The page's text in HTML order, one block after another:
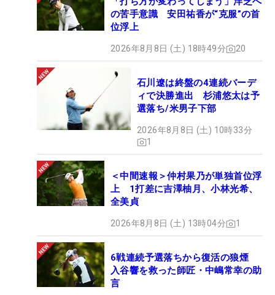
の苦手意識 安田祐香が“克服”の首
位浮上
2026年8月8日 (土) 18時49分 20
石川遼は終盤の4連続バーデ
ィで決勝進出 杉浦悠太は予
選落ち/米男子下部
2026年8月8日 (土) 10時33分
1
＜中間速報＞仲村果乃が単独首位浮
上 1打差に吉澤柚月、小林光希、
全美貞
2026年8月8日 (土) 13時04分 1
6戦連続予選落ちから復活の狼煙
入谷響を救った師匠・中嶋常幸の助
言